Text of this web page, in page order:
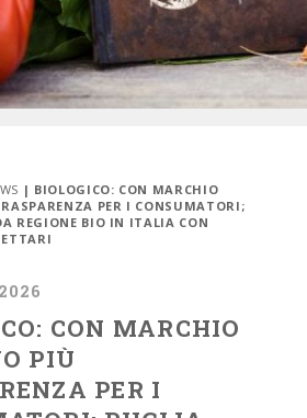
| BIOLOGICO: CON MARCHIO
PER I CONSUMATORI;
REGIONE BIO IN ITALIA CON
CON MARCHIO
PIÙ
PER I